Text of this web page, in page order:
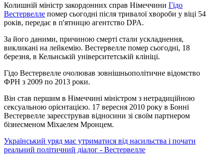
Колишній міністр закордонних справ Німеччини Гідо
Вестервелле помер сьогодні після тривалої хвороби у віці 54
років, передає в п'ятницю агентство DPA.
За його даними, причиною смерті стали ускладнення,
викликані на лейкемію. Вестервелле помер сьогодні, 18
березня, в Кельнській університетській клініці.
Гідо Вестервелле очолював зовнішньополітичне відомство
ФРН з 2009 по 2013 роки.
Він став першим в Німеччині міністром з нетрадиційною
сексуальною орієнтацією. 17 вересня 2010 року в Бонні
Вестервелле зареєстрував відносини зі своїм партнером
бізнесменом Міхаелем Мронцем.
Український уряд має утриматися від насильства і почати
реальний політичний діалог - Вестервелле